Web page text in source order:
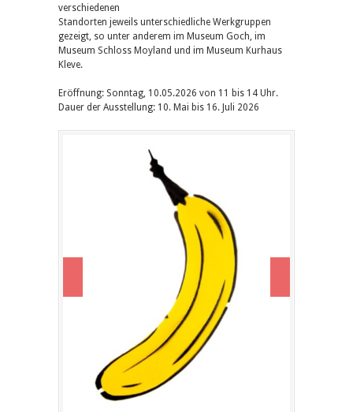
verschiedenen
Standorten jeweils unterschiedliche Werkgruppen
gezeigt, so unter anderem im Museum Goch, im
Museum Schloss Moyland und im Museum Kurhaus
Kleve.
Eröffnung: Sonntag, 10.05.2026 von 11 bis 14 Uhr.
Dauer der Ausstellung: 10. Mai bis 16. Juli 2026